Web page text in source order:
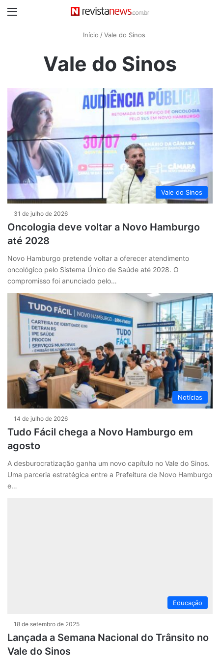
Início /Vale do Sinos
Vale do Sinos
Vale do Sinos
31 de julho de 2026
Oncologia deve voltar a Novo Hamburgo
até 2028
Novo Hamburgo pretende voltar a oferecer atendimento
oncológico pelo Sistema Único de Saúde até 2028. O
compromisso foi anunciado pelo…
Notícias
14 de julho de 2026
Tudo Fácil chega a Novo Hamburgo em
agosto
A desburocratização ganha um novo capítulo no Vale do Sinos.
Uma parceria estratégica entre a Prefeitura de Novo Hamburgo
e…
Educação
18 de setembro de 2025
Lançada a Semana Nacional do Trânsito no
Vale do Sinos